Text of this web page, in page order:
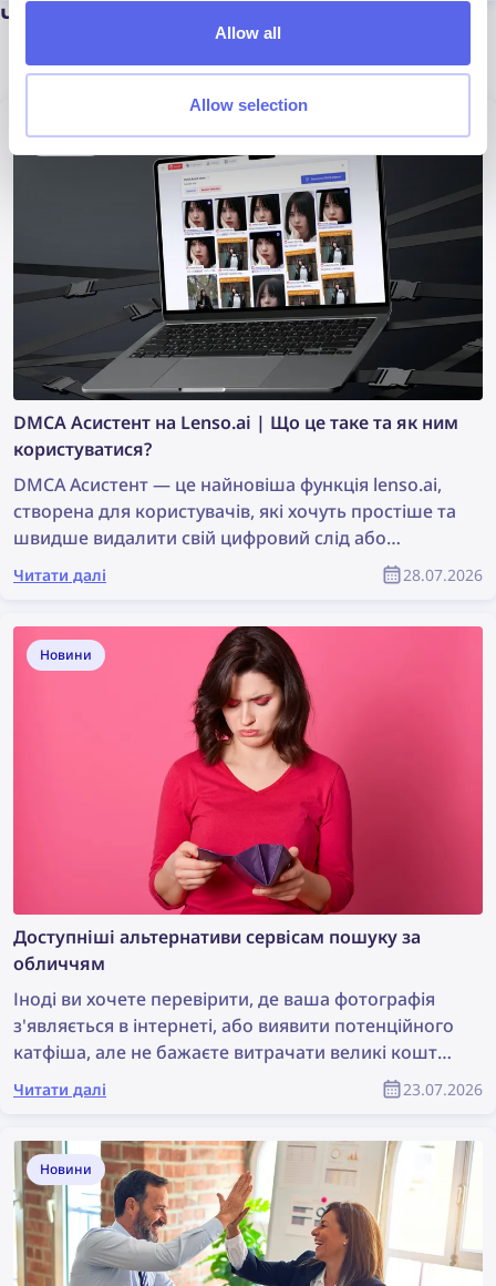
Allow all
Allow selection
Читати далі
Новини
DMCA Асистент на Lenso.ai | Що це таке та як ним
користуватися?
DMCA Асистент — це найновіша функція lenso.ai,
створена для користувачів, які хочуть простіше та
швидше видалити свій цифровий слід або
фотографії, захищені авторським правом. Цей
інструмент створює готові до копіювання та
використовувати для надсилання запитів на
видалення контенту за процедурою DMCA на
вебсайтах, де були знайдені зображення. Читайте
далі, щоб дізнатися, як видалити свої зображення
з будь-якого вебсайту за допомогою DMCA
Асистента від lenso.ai.
Читати далі 28.07.2026
Новини
Доступніші альтернативи сервісам пошуку за
обличчям
Іноді ви хочете перевірити, де ваша фотографія
з'являється в інтернеті, або виявити потенційного
катфіша, але не бажаєте витрачати великі кошти
на сервіс пошуку за обличчям. Розгляньмо кілька
доступніших альтернатив, які водночас
Читати далі 23.07.2026
Новини